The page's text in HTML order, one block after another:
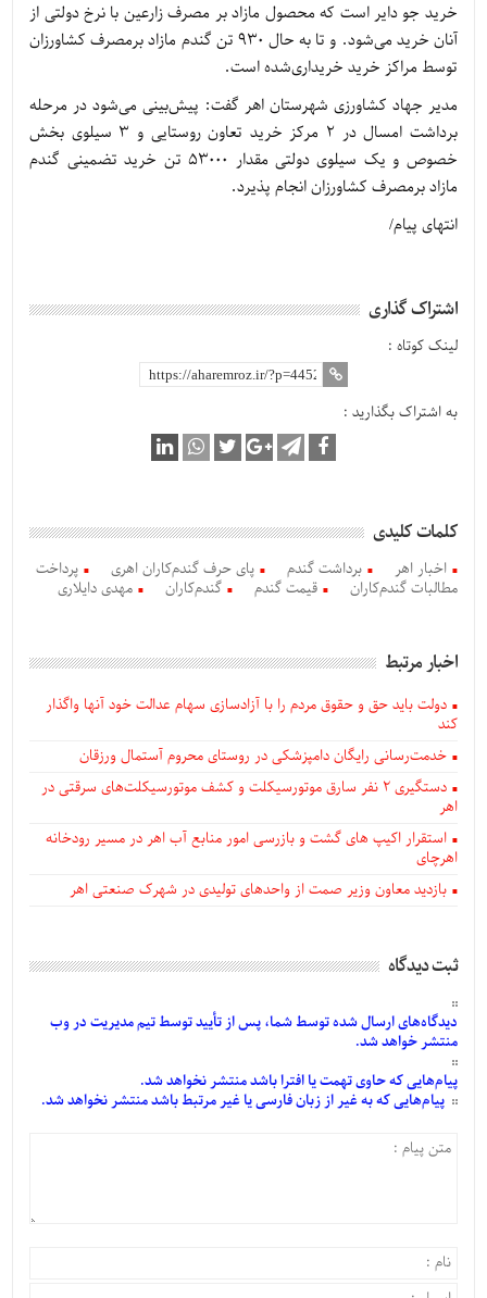
خرید جو دایر است که محصول مازاد بر مصرف زارعین با نرخ دولتی از
آنان خرید می‌شود. و تا به حال 930 تن گندم مازاد برمصرف کشاورزان
توسط مراکز خرید خریداری‌شده است.
مدیر جهاد کشاورزی شهرستان اهر گفت: پیش‌بینی می‌شود در مرحله
برداشت امسال در 2 مرکز خرید تعاون روستایی و 3 سیلوی بخش
خصوص و یک سیلوی دولتی مقدار 53000 تن خرید تضمینی گندم
مازاد برمصرف کشاورزان انجام پذیرد.
انتهای پیام/
اشتراک گذاری
لینک کوتاه :
به اشتراک بگذارید :
کلمات کلیدی
اخبار اهر برداشت گندم پای حرف گندم‌کاران اهری
پرداخت
مطالبات گندم‌کاران
قیمت گندم گندم‌کاران مهدی دایلاری
اخبار مرتبط
دولت باید حق و حقوق مردم را با آزادسازی سهام عدالت خود آنها واگذار
کند
خدمت‌رسانی رایگان دامپزشکی در روستای محروم آستمال ورزقان
دستگيری ۲ نفر سارق موتورسیکلت و کشف موتورسیکلت‌های سرقتی در
اهر
استقرار اکیپ های گشت و بازرسی امور منابع آب اهر در مسیر رودخانه
اهرچای
بازدید معاون وزیر صمت از واحدهای تولیدی در شهرک صنعتی اهر
ثبت دیدگاه
دیدگاه‌هایارسالشدهتوسط شما، پس ازتأییدتوسط تیم مدیریت در وب
منتشر خواهد شد.
پیام‌هاییکه حاوی تهمت یا افترا باشد منتشر نخواهد شد.
پیام‌هاییکه به غیر از زبان فارسی یا غیر مرتبط باشد منتشر نخواهد شد.